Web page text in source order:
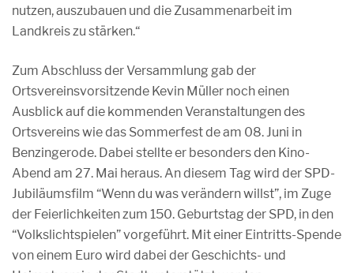
nutzen, auszubauen und die Zusammenarbeit im
Landkreis zu stärken.“
Zum Abschluss der Versammlung gab der
Ortsvereinsvorsitzende Kevin Müller noch einen
Ausblick auf die kommenden Veranstaltungen des
Ortsvereins wie das Sommerfest de am 08. Juni in
Benzingerode. Dabei stellte er besonders den Kino-
Abend am 27. Mai heraus. An diesem Tag wird der SPD-
Jubiläumsfilm “Wenn du was verändern willst”, im Zuge
der Feierlichkeiten zum 150. Geburtstag der SPD, in den
“Volkslichtspielen” vorgeführt. Mit einer Eintritts-Spende
von einem Euro wird dabei der Geschichts- und